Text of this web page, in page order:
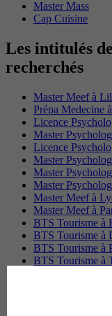
Master Mass
Cap Cuisine
Les intitulés
recherchés
Master Meef à
Prépa Medecine
Licence
Master
Licence
Master
Master
Master
Master Meef à
Master Meef à
BTS Tourisme à
BTS Tourisme à
BTS Tourisme à
BTS Tourisme à
BTS